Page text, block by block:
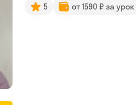
5 от 1590 ₽ за урок